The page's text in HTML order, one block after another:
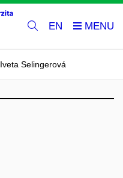
EN
Iveta Selingerová